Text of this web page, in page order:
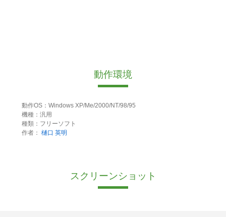
動作環境
動作OS：Windows XP/Me/2000/NT/98/95
機種：汎用
種類：フリーソフト
作者： 樋口 英明
スクリーンショット